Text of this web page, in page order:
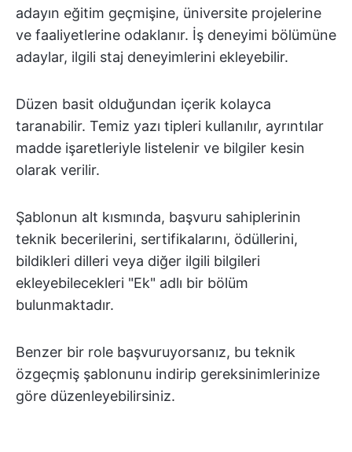
adayın eğitim geçmişine, üniversite projelerine
ve faaliyetlerine odaklanır. İş deneyimi bölümüne
adaylar, ilgili staj deneyimlerini ekleyebilir.
Düzen basit olduğundan içerik kolayca
taranabilir. Temiz yazı tipleri kullanılır, ayrıntılar
madde işaretleriyle listelenir ve bilgiler kesin
olarak verilir.
Şablonun alt kısmında, başvuru sahiplerinin
teknik becerilerini, sertifikalarını, ödüllerini,
bildikleri dilleri veya diğer ilgili bilgileri
ekleyebilecekleri "Ek" adlı bir bölüm
bulunmaktadır.
Benzer bir role başvuruyorsanız, bu teknik
özgeçmiş şablonunu indirip gereksinimlerinize
göre düzenleyebilirsiniz.